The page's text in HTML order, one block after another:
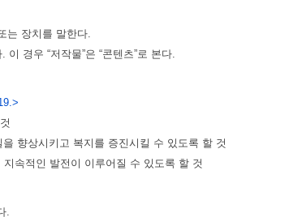
는 장치를 말한다.
경우 “저작물”은 “콘텐츠”로 본다.
향상시키고 복지를 증진시킬 수 있도록 할 것
속적인 발전이 이루어질 수 있도록 할 것
.